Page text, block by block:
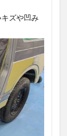
ズや凹み